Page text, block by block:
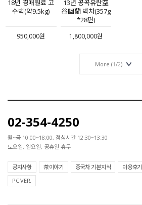
18년 경매원료 고
수백(약9.5kg)
950,000원
13년 공곡유란空
谷幽蘭 백차(357g
*28편)
1,800,000원
More (1/2)
02-354-4250
월~금 10:00~18:00, 점심시간 12:30~13:30
토요일, 일요일, 공휴일 휴무
공지사항 茶이야기 중국차 기본지식 이용후기
PC VER.